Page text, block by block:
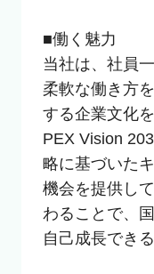
■働く魅力
当社は、社員
柔軟な働き方
する企業文化
PEX Vision
略に基づいた
機会を提供し
わることで、
自己成長でき